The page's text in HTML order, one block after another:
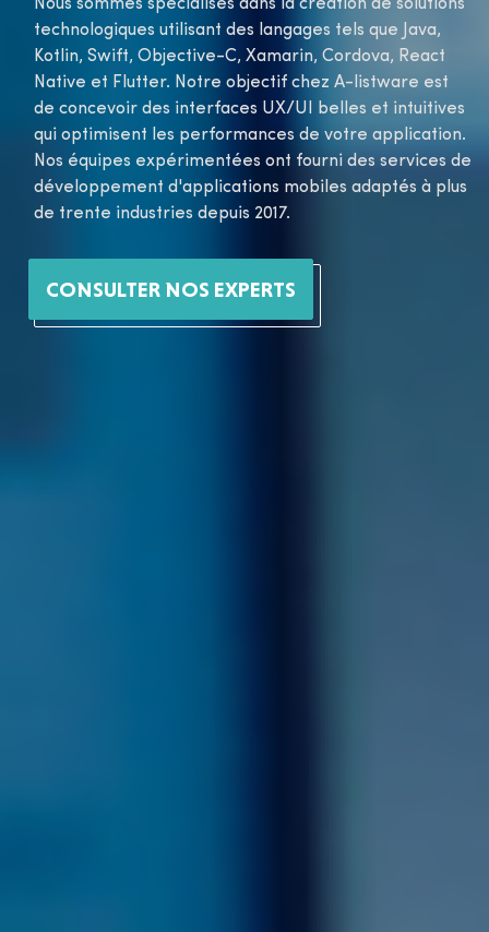
Nous sommes spécialisés dans la création de solutions
technologiques utilisant des langages tels que Java,
Kotlin, Swift, Objective-C, Xamarin, Cordova, React
Native et Flutter. Notre objectif chez A-listware est
de concevoir des interfaces UX/UI belles et intuitives
qui optimisent les performances de votre application.
Nos équipes expérimentées ont fourni des services de
développement d'applications mobiles adaptés à plus
de trente industries depuis 2017.
CONSULTER NOS EXPERTS